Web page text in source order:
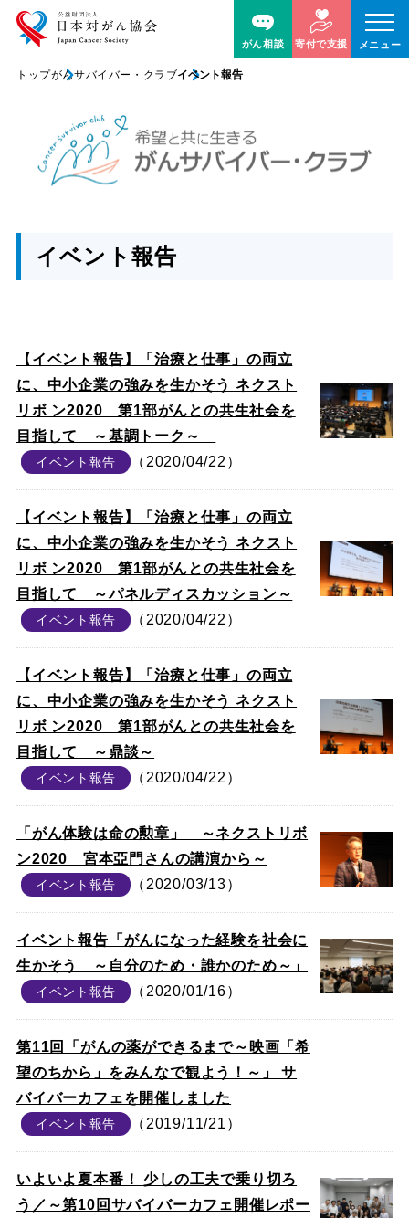
がん相談 寄付で支援 メニュー
トップがんサバイバー・クラブイベント報告
イベント報告
【イベント報告】「治療と仕事」の両立
に、中小企業の強みを生かそう ネクスト
リボ ン2020 第1部がんとの共生社会を
目指して ～基調トーク～
イベント報告 （2020/04/22）
【イベント報告】「治療と仕事」の両立
に、中小企業の強みを生かそう ネクスト
リボ ン2020 第1部がんとの共生社会を
目指して ～パネルディスカッション～
イベント報告 （2020/04/22）
【イベント報告】「治療と仕事」の両立
に、中小企業の強みを生かそう ネクスト
リボ ン2020 第1部がんとの共生社会を
目指して ～鼎談～
イベント報告 （2020/04/22）
「がん体験は命の勲章」 ～ネクストリボ
ン2020 宮本亞門さんの講演から～
イベント報告 （2020/03/13）
イベント報告「がんになった経験を社会に
生かそう ～自分のため・誰かのため～」
イベント報告 （2020/01/16）
第11回「がんの薬ができるまで～映画「希
望のちから」をみんなで観よう！～」 サ
バイバーカフェを開催しました
イベント報告 （2019/11/21）
いよいよ夏本番！ 少しの工夫で乗り切ろ
う／～第10回サバイバーカフェ開催レポー